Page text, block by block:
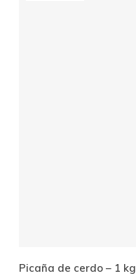
Picaña de cerdo – 1 kg